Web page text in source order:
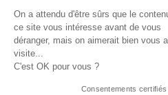
On a attendu d'être sûrs que le
ce site vous intéresse avant de vous
déranger, mais on aimerait bien vous
visite...
C'est OK pour vous ?
Consentements certifiés